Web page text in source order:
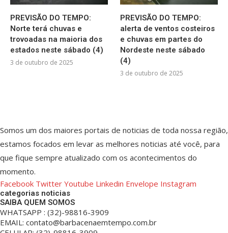
PREVISÃO DO TEMPO:
Norte terá chuvas e
trovoadas na maioria dos
estados neste sábado (4)
3 de outubro de 2025
PREVISÃO DO TEMPO:
alerta de ventos costeiros
e chuvas em partes do
Nordeste neste sábado
(4)
3 de outubro de 2025
Somos um dos maiores portais de noticias de toda nossa região,
estamos focados em levar as melhores noticias até você, para
que fique sempre atualizado com os acontecimentos do
momento.
Facebook Twitter Youtube Linkedin Envelope Instagram
categorias noticias
SAIBA QUEM SOMOS
WHATSAPP : (32)-98816-3909
EMAIL: contato@barbacenaemtempo.com.br